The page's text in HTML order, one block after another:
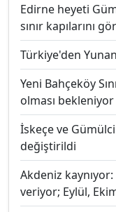
Edirne heyeti
sınır kapılarını
Türkiye'den
Yeni Bahçeköy
olması bekleniyor
İskeçe ve
değiştirildi
Akdeniz
veriyor; Eylül,